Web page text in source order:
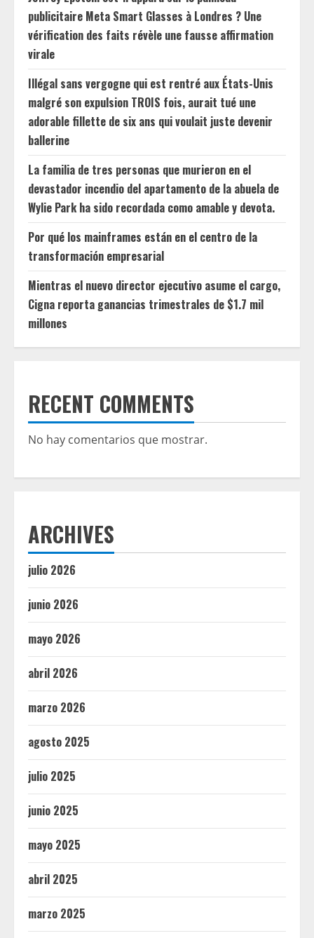
publicitaire Meta Smart Glasses à Londres ? Une
vérification des faits révèle une fausse affirmation
virale
Illégal sans vergogne qui est rentré aux États-Unis
malgré son expulsion TROIS fois, aurait tué une
adorable fillette de six ans qui voulait juste devenir
ballerine
La familia de tres personas que murieron en el
devastador incendio del apartamento de la abuela de
Wylie Park ha sido recordada como amable y devota.
Por qué los mainframes están en el centro de la
transformación empresarial
Mientras el nuevo director ejecutivo asume el cargo,
Cigna reporta ganancias trimestrales de $1.7 mil
millones
RECENT COMMENTS
No hay comentarios que mostrar.
ARCHIVES
julio 2026
junio 2026
mayo 2026
abril 2026
marzo 2026
agosto 2025
julio 2025
junio 2025
mayo 2025
abril 2025
marzo 2025